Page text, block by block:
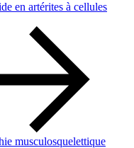
en artérites à cellules
musculosquelettique